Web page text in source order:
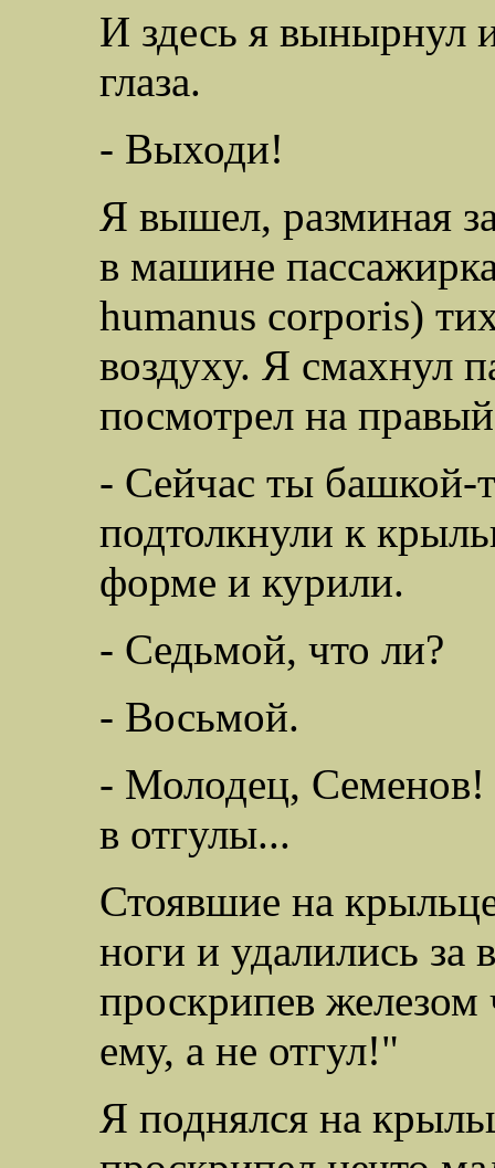
И здесь я вынырнул
глаза.
- Выходи!
Я вышел, разминая
в машине
humanus corporis)
воздуху. Я смахнул
посмотрел на
- Сейчас ты башкой-
подтолкнули к
форме и курили.
- Седьмой, что ли?
- Восьмой.
- Молодец, Семенов!
в отгулы...
Стоявшие на
ноги и удалились за
проскрипев
ему, а не отгул!"
Я поднялся на